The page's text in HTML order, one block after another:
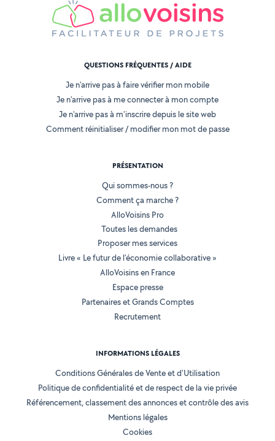
QUESTIONS FRÉQUENTES / AIDE
Je n'arrive pas à faire vérifier mon mobile
Je n'arrive pas à me connecter à mon compte
Je n'arrive pas à m'inscrire depuis le site web
Comment réinitialiser / modifier mon mot de passe
PRÉSENTATION
Qui sommes-nous ?
Comment ça marche ?
AlloVoisins Pro
Toutes les demandes
Proposer mes services
Livre « Le futur de l'économie collaborative »
AlloVoisins en France
Espace presse
Partenaires et Grands Comptes
Recrutement
INFORMATIONS LÉGALES
Conditions Générales de Vente et d'Utilisation
Politique de confidentialité et de respect de la vie privée
Référencement, classement des annonces et contrôle des avis
Mentions légales
Cookies